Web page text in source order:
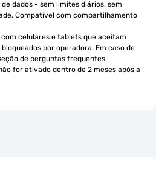
dados - sem limites diários, sem
Compatível com compartilhamento
celulares e tablets que aceitam
por operadora. Em caso de
de perguntas frequentes.
for ativado dentro de 2 meses após a